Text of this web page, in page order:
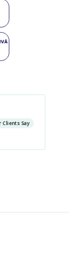
Clients Say